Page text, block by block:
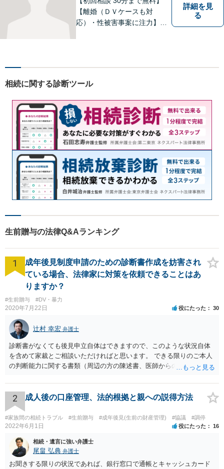
【離婚（ＤＶケースも対
応）・性被害事案に注力】
詳細を見
る
相続に関する診断ツール
生前贈与の法律Q&Aランキング
1
成年後見制度申請のための診断書作成を妨害され
ている場合、法律家に対策を依頼できることはあ
りますか？
#生前贈与 #DV・暴力
2020年7月22日 役にたった 30
辻村 幸宏 弁護士
診断書がなくても後見申立自体はできますので、このような状況自体
を含めて家裁とご相談いただければと思います。 できる限りのご本人
の判断能力に関する書類（周辺の方の陳述書、医師からの聴取書等）
をしていただければそこから先は進むのではないかと存じます。 ま
た、Aさんの意向を酌みすぎるあまりに後見申立ができない状況にして
いる施設の問題もありますので、当該地域の地域包括支援センターに
ご相談されるのもひとつの方法です。
2 成人後の口座管理、法的根拠と親への説得方法
#家族間の相続トラブル #生前贈与 #成年後見(生前の財産管理) #協議 #調停
2022年6月1日 役にたった 16
相続・遺言に強い弁護士
尾畠 弘典 弁護士
お聞きする限りの状況であれば、銀行窓口で通帳とキャッシュカード